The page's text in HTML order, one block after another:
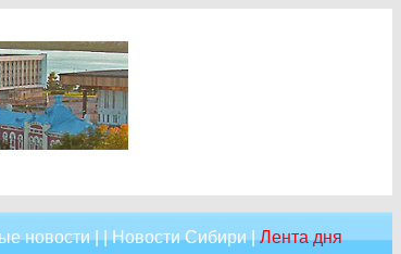
новости| |Новости Сибири|Лента дня